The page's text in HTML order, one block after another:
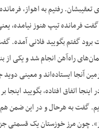
رفتیم به اهواز،
فرمانده تیپ هنوز نیامده،
برود گفتم بگویید فلانی
راه‌آهن انجام شد و یکی از
آنجا ایستاده‌اند و معینی
افتاده، بگویید اینجا
گفت به هرحال و در این
چون مرز خوزستان یک قسمتی